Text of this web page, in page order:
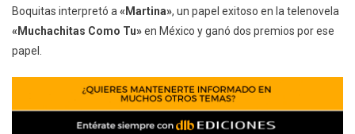
Boquitas interpretó a «Martina», un papel exitoso en la telenovela
«Muchachitas Como Tu»en México y ganó dos premios por ese
papel.